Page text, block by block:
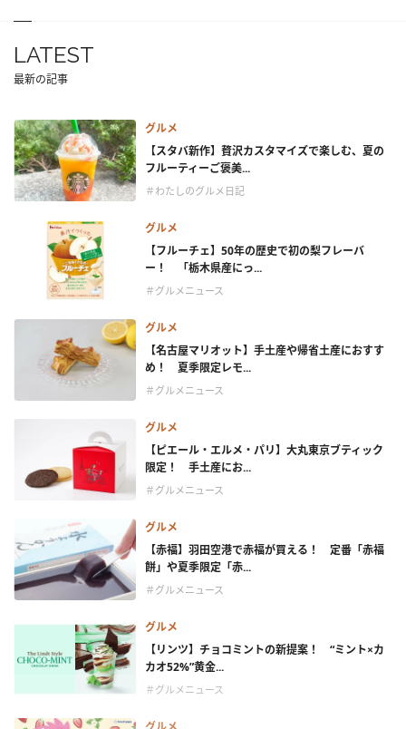
LATEST
最新の記事
グルメ
【スタバ新作】贅沢カスタマイズで楽しむ、夏の
フルーティーご褒美...
＃わたしのグルメ日記
グルメ
【フルーチェ】50年の歴史で初の梨フレーバ
ー！ 「栃木県産にっ...
＃グルメニュース
グルメ
【名古屋マリオット】手土産や帰省土産におすす
め！ 夏季限定レモ...
＃グルメニュース
グルメ
【ピエール・エルメ・パリ】大丸東京ブティック
限定！ 手土産にお...
＃グルメニュース
グルメ
【赤福】羽田空港で赤福が買える！ 定番「赤福
餅」や夏季限定「赤...
＃グルメニュース
グルメ
【リンツ】チョコミントの新提案！ “ミント×カ
カオ52%”黄金...
＃グルメニュース